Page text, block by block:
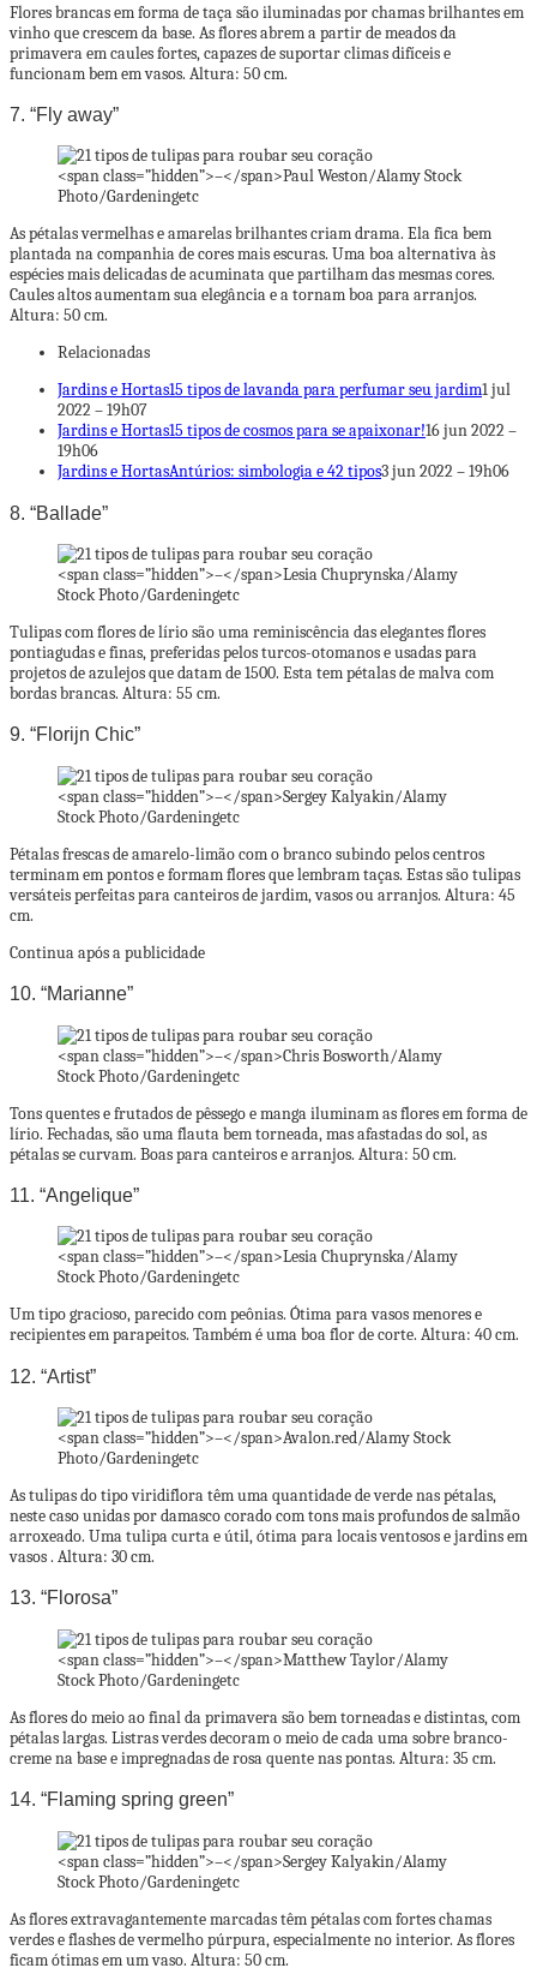
Flores brancas em forma de taça são iluminadas por chamas brilhantes em
vinho que crescem da base. As flores abrem a partir de meados da
primavera em caules fortes, capazes de suportar climas difíceis e
funcionam bem em vasos. Altura: 50 cm.
7. “Fly away”
<span class=”hidden”>–</span>Paul Weston/Alamy Stock
Photo/Gardeningetc
As pétalas vermelhas e amarelas brilhantes criam drama. Ela fica bem
plantada na companhia de cores mais escuras. Uma boa alternativa às
espécies mais delicadas de acuminata que partilham das mesmas cores.
Caules altos aumentam sua elegância e a tornam boa para arranjos.
Altura: 50 cm.
Relacionadas
Jardins e Hortas15 tipos de lavanda para perfumar seu jardim1 jul
2022 – 19h07
Jardins e Hortas15 tipos de cosmos para se apaixonar!16 jun 2022 –
19h06
Jardins e HortasAntúrios: simbologia e 42 tipos3 jun 2022 – 19h06
8. “Ballade”
<span class=”hidden”>–</span>Lesia Chuprynska/Alamy
Stock Photo/Gardeningetc
Tulipas com flores de lírio são uma reminiscência das elegantes flores
pontiagudas e finas, preferidas pelos turcos-otomanos e usadas para
projetos de azulejos que datam de 1500. Esta tem pétalas de malva com
bordas brancas. Altura: 55 cm.
9. “Florijn Chic”
<span class=”hidden”>–</span>Sergey Kalyakin/Alamy
Stock Photo/Gardeningetc
Pétalas frescas de amarelo-limão com o branco subindo pelos centros
terminam em pontos e formam flores que lembram taças. Estas são tulipas
versáteis perfeitas para canteiros de jardim, vasos ou arranjos. Altura: 45
cm.
Continua após a publicidade
10. “Marianne”
<span class=”hidden”>–</span>Chris Bosworth/Alamy
Stock Photo/Gardeningetc
Tons quentes e frutados de pêssego e manga iluminam as flores em forma de
lírio. Fechadas, são uma flauta bem torneada, mas afastadas do sol, as
pétalas se curvam. Boas para canteiros e arranjos. Altura: 50 cm.
11. “Angelique”
<span class=”hidden”>–</span>Lesia Chuprynska/Alamy
Stock Photo/Gardeningetc
Um tipo gracioso, parecido com peônias. Ótima para vasos menores e
recipientes em parapeitos. Também é uma boa flor de corte. Altura: 40 cm.
12. “Artist”
<span class=”hidden”>–</span>Avalon.red/Alamy Stock
Photo/Gardeningetc
As tulipas do tipo viridiflora têm uma quantidade de verde nas pétalas,
neste caso unidas por damasco corado com tons mais profundos de salmão
arroxeado. Uma tulipa curta e útil, ótima para locais ventosos e jardins em
vasos . Altura: 30 cm.
13. “Florosa”
<span class=”hidden”>–</span>Matthew Taylor/Alamy
Stock Photo/Gardeningetc
As flores do meio ao final da primavera são bem torneadas e distintas, com
pétalas largas. Listras verdes decoram o meio de cada uma sobre branco-
creme na base e impregnadas de rosa quente nas pontas. Altura: 35 cm.
14. “Flaming spring green”
<span class=”hidden”>–</span>Sergey Kalyakin/Alamy
Stock Photo/Gardeningetc
As flores extravagantemente marcadas têm pétalas com fortes chamas
verdes e flashes de vermelho púrpura, especialmente no interior. As flores
ficam ótimas em um vaso. Altura: 50 cm.